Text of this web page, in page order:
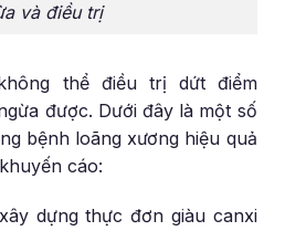
và điều trị
thể điều trị dứt điểm
được. Dưới đây là một số
bệnh loãng xương hiệu quả
cáo:
dựng thực đơn giàu canxi